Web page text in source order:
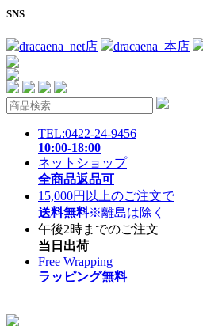
SNS
dracaena_net店 dracaena_本店
TEL:0422-24-9456
10:00-18:00
ネットショップ
全商品返品可
15,000円以上のご注文で
送料無料※離島は除く
午後2時までのご注文
当日出荷
Free Wrapping
ラッピング無料